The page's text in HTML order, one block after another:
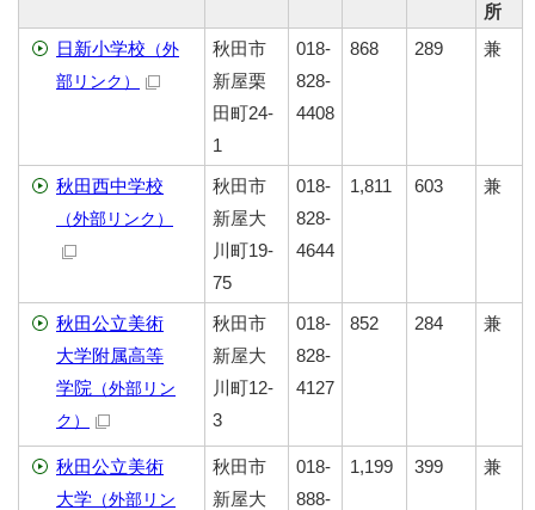
所
日新小学校 （外
部リンク）
秋田市
新屋栗
田町24-
1
018-
828-
4408
868 289 兼
秋田西中学校
（外部リンク）
秋田市
新屋大
川町19-
75
018-
828-
4644
1,811 603 兼
秋田公立美術
大学附属高等
学院 （外部リン
ク）
秋田市
新屋大
川町12-
3
018-
828-
4127
852 284 兼
秋田公立美術
大学 （外部リン
秋田市
新屋大
018-
888-
1,199 399 兼